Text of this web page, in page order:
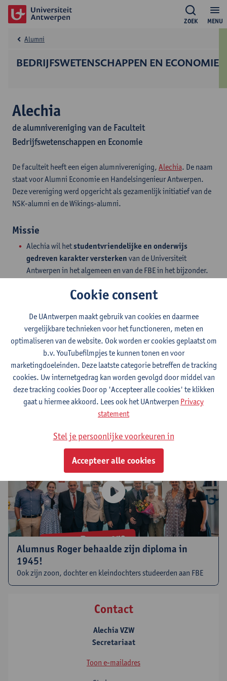
MENU
ZOEK
BEDRIJFS­WETENSCHAPPEN EN ECONOMIE
Alumni
Alechia
de alumnivereniging van de Faculteit
Bedrijfswetenschappen en Economie
De faculteit heeft een eigen alumnivereniging, Alechia. De naam
staat voor Alumni Economie en Handelsingenieur Antwerpen.
Deze vereniging werd opgericht als gezamenlijk initiatief van de
NSK-alumni en de Wikings-alumni.
Missie
Alechia wil hetstudentvriendelijke en onderwijs
gedreven karakter versterken van de Universiteit
Antwerpen in het algemeen en van de FBE in het bijzonder.
buitenwereld en tot de verdere groei van de Universiteit
Ook wil zij desolidariteit en de vriendschapsbanden
bevorderenonder haar leden door informatie te verspreiden
en allerlei bijeenkomsten te organiseren. Zo hoopt Alechia
de samenwerking versterken tussen de faculteit en de
universiteit enerzijds, en haar leden anderzijds.
Word lid van de Alechia community
en de ontdek vele voordelen.
Alumnus Roger behaalde zijn diploma in
1945!
Ook zijn zoon, dochter en kleindochters studeerden aan FBE
Contact
Alechia VZW
Secretariaat
Toon e-mailadres
Cookie consent
De UAntwerpen maakt gebruik van cookies en daarmee
vergelijkbare technieken voor het functioneren, meten en
optimaliseren van de website. Ook worden er cookies geplaatst om
b.v. YouTubefilmpjes te kunnen tonen en voor
marketingdoeleinden. Deze laatste categorie betreffen de tracking
cookies. Uw internetgedrag kan worden gevolgd door middel van
deze tracking cookies Door op 'Accepteer alle cookies' te klikken
gaat u hiermee akkoord. Lees ook het UAntwerpen Privacy
statement
Stel je persoonlijke voorkeuren in
Accepteer alle cookies